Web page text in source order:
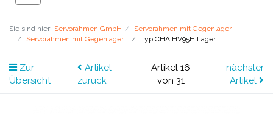
Sie sind hier: Servorahmen GmbH
Servorahmen mit Gegenlager
Servorahmen mit Gegenlager
Typ CHA HV95H Lager
Zur
Übersicht
Artikel
zurück
Artikel 16
von 31
nächster
Artikel